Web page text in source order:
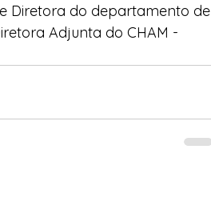
Diretora do departamento de
Adjunta do CHAM -